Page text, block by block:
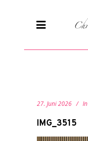
27. Juni 2026 In
IMG_3515